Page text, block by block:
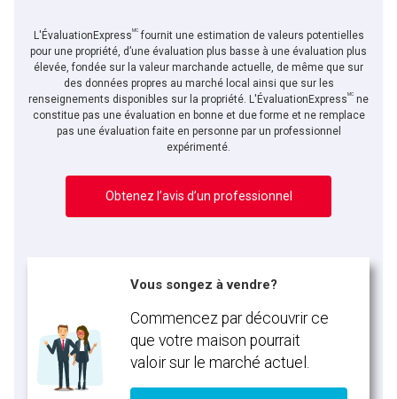
L'ÉvaluationExpressMCfournit une estimation de valeurs potentielles
pour une propriété, d’une évaluation plus basse à une évaluation plus
élevée, fondée sur la valeur marchande actuelle, de même que sur
des données propres au marché local ainsi que sur les
renseignements disponibles sur la propriété. L'ÉvaluationExpressMC ne
constitue pas une évaluation en bonne et due forme et ne remplace
pas une évaluation faite en personne par un professionnel
expérimenté.
Obtenez l’avis d’un professionnel
Vous songez à vendre?
Commencez par découvrir ce
que votre maison pourrait
valoir sur le marché actuel.